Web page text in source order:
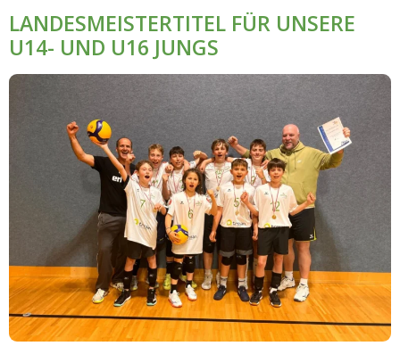
LANDESMEISTERTITEL FÜR UNSERE
U14- UND U16 JUNGS